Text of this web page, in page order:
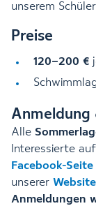
unserem
Preise
120–200 €
Anmeldung
Alle
Interessierte
Facebook-
unserer Website
Anmeldungen